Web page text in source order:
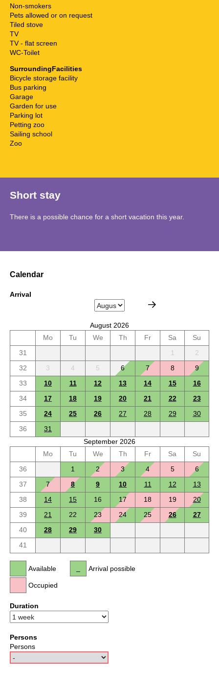
Non-smokers
Pets allowed or on request
Tiled stove
TV
TV - flat screen
WC-Toilet
SurroundingFacilities
Bicycle storage facility
Bus parking
Garage
Garden for use
Parking lot
Petting zoo
Sailing school
Zoo
Short stay
There is a possible chance for a short vacation this year.
Calendar
Arrival
August 2026
Mo
Tu We Th Fr Sa
Su
31
1
2
32
3 4 5 6 7 8
9
33
10 11 12 13 14 15
16
34
17 18 19 20 21 22
23
35
24 25 26 27 28 29
30
36
31
September 2026
Mo
Tu We Th Fr Sa
Su
36
1 2 3 4 5
6
37
7 8 9 10 11 12
13
38
14 15 16 17 18 19
20
39
21 22 23 24 25 26
27
40
28 29
30
41
Available
Occupied
Arrival possible
Duration
Persons
Persons